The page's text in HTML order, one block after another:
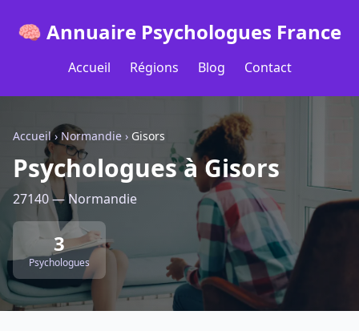
🧠 Annuaire Psychologues France
Accueil Régions Blog Contact
Accueil› Normandie › Gisors
Psychologues à Gisors
27140 — Normandie
3
Psychologues